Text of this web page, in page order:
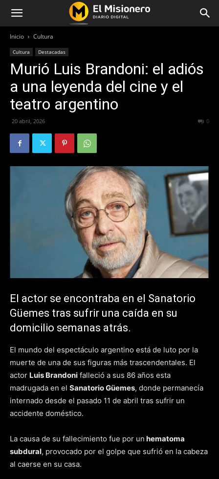
Inicio Cultura
Cultura Destacadas
Murió Luis Brandoni: el adiós
a una leyenda del cine y el
teatro argentino
20 abril, 2026 0
El actor se encontraba en el Sanatorio
Güemes tras sufrir una caída en su
domicilio semanas atrás.
El mundo del espectáculo argentino está de luto por la
muerte de una de sus figuras más trascendentales. El
actor Luis Brandoni falleció a sus 86 años esta
madrugada en el Sanatorio Güemes, donde permanecía
internado desde el pasado 11 de abril tras sufrir un
accidente doméstico.
La causa de su fallecimiento fue por un hematoma
subdural, provocado por el golpe que sufrió en la cabeza
al caerse en su casa.